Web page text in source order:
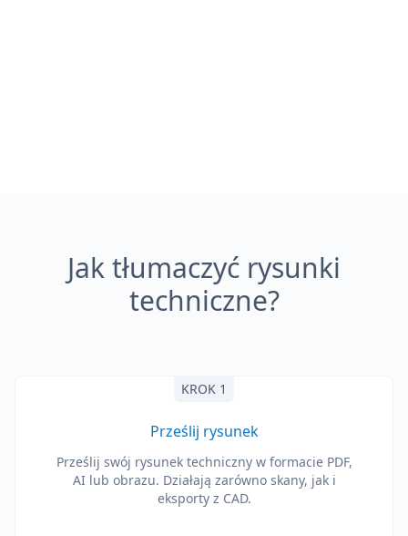
Jak tłumaczyć rysunki
techniczne?
KROK 1
Prześlij rysunek
Prześlij swój rysunek techniczny w formacie PDF,
AI lub obrazu. Działają zarówno skany, jak i
eksporty z CAD.